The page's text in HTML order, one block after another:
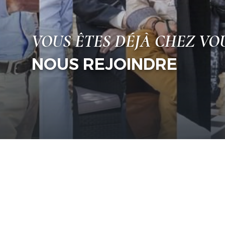
VOUS ÊTES DÉJÀ CHEZ
NOUS REJOINDRE